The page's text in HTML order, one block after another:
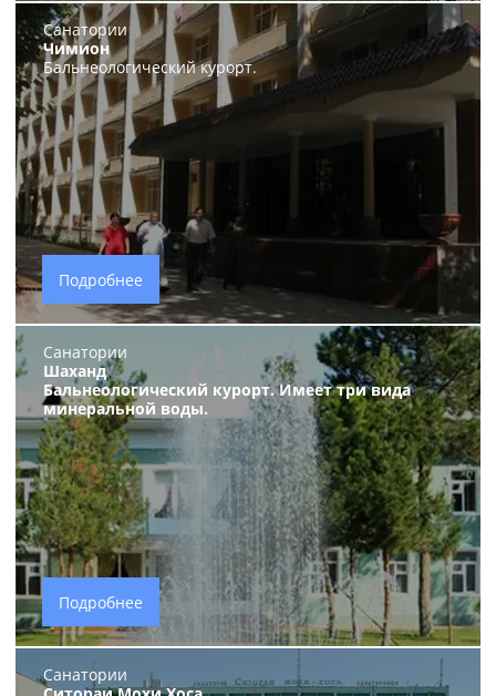
Санатории
Чимион
Бальнеологический курорт.
Подробнее
Санатории
Шаханд
Бальнеологический курорт. Имеет три вида
минеральной воды.
Подробнее
Санатории